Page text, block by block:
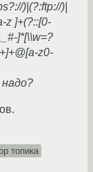
)|(?:ftp://)|
z ]+(?::[0-
]*[\\w=?
z0-
топика